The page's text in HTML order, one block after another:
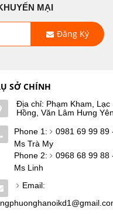
MẠI
Đăng Ký
SỞ CHÍNH
Địa chỉ: Phạm Kham, Lạc
Hồng, Văn Lâm Hưng
Phone 1:
0981 69 99 89
Ms Trà My
Phone 2:
0968 68 99 88
Ms Linh
Email: